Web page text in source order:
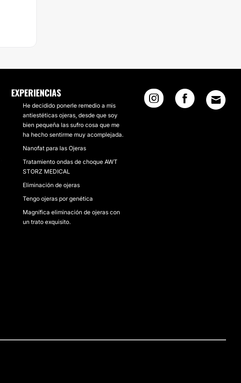
EXPERIENCIAS
He decidido ponerle remedio a mis
antiestéticas ojeras, desde que soy
bien pequeña las sufro cosa que me
ha hecho sentirme muy acomplejada.
Nanofat para las Ojeras
Tratamiento ondas de choque AWT
STORZ MEDICAL
Eliminación de ojeras
Tengo ojeras por genética
Magnífica eliminación de ojeras con
un trato exquisito.